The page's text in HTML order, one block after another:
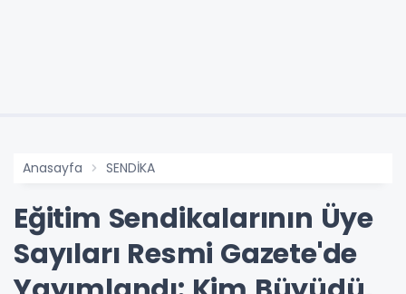
Anasayfa SENDİKA
Eğitim Sendikalarının Üye
Sayıları Resmi Gazete'de